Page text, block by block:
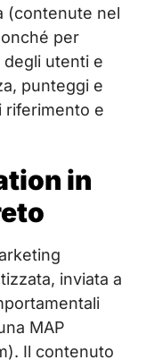
(contenute nel
per
utenti e
punteggi e
riferimento e
in
inviata a
MAP
Il contenuto